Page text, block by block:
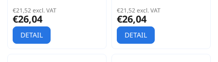
€21,52 excl. VAT
€26,04
DETAIL
€21,52 excl. VAT
€26,04
DETAIL